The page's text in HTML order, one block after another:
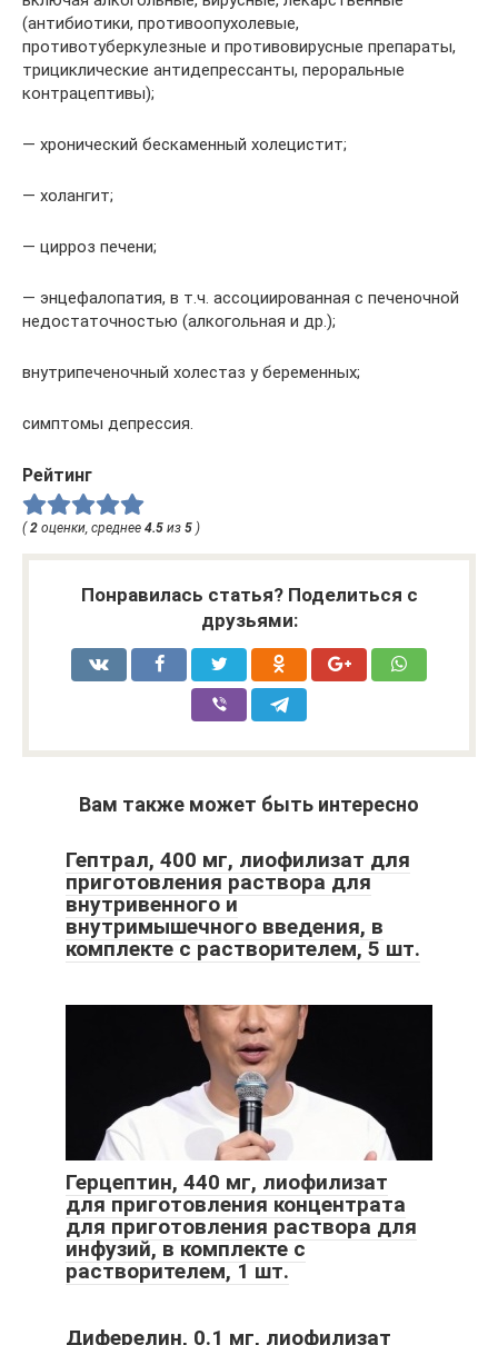
(антибиотики, противоопухолевые,
противотуберкулезные и противовирусные препараты,
трициклические антидепрессанты, пероральные
контрацептивы);
— хронический бескаменный холецистит;
— холангит;
— цирроз печени;
— энцефалопатия, в т.ч. ассоциированная с печеночной
недостаточностью (алкогольная и др.);
внутрипеченочный холестаз у беременных;
симптомы депрессия.
Рейтинг
(2 оценки, среднее 4.5 из 5 )
Понравилась статья? Поделиться с
друзьями:
Вам также может быть интересно
Гептрал, 400 мг, лиофилизат для
приготовления раствора для
внутривенного и
внутримышечного введения, в
комплекте с растворителем, 5 шт.
Герцептин, 440 мг, лиофилизат
для приготовления концентрата
для приготовления раствора для
инфузий, в комплекте с
растворителем, 1 шт.
Диферелин, 0.1 мг, лиофилизат